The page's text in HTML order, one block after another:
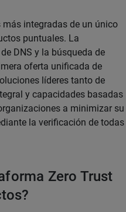
integradas de un único
puntuales. La
DNS y la búsqueda de
oferta unificada de
líderes tanto de
y capacidades basadas
a minimizar su
la verificación de todas
Zero Trust